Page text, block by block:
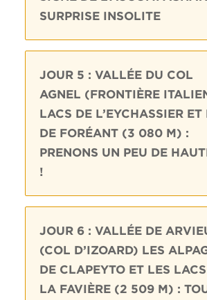
SURPRISE INSOLITE
JOUR 5 : VALLÉE DU COL
AGNEL (FRONTIÈRE
LACS DE L’EYCHASSIER ET
DE FORÉANT (3 080 M) :
PRENONS UN PEU DE
!
JOUR 6 : VALLÉE DE
(COL D’IZOARD) LES
DE CLAPEYTO ET LES
LA FAVIÈRE (2 509 M) :